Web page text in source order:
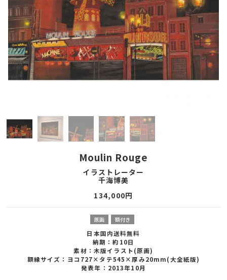
Moulin Rouge
イラストレーター
千海博美
134,000円
原画 額付き
日本国内送料無料
納期：約10日
素材：木版イラスト(原画)
額縁サイズ：ヨコ727×タテ545×厚み20mm(大全紙版)
発表年：2013年10月